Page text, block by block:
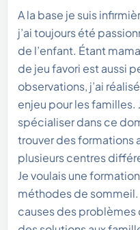
A la base je suis
j’ai toujours été
de l’enfant. Étant
de jeu favori est aussi
observations, j’ai
enjeu pour les familles.
spécialiser dans ce
trouver des formations
plusieurs centres
Je voulais une
méthodes de sommeil.
causes des